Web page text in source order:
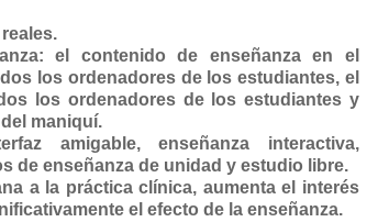
el contenido de enseñanza en el
los ordenadores de los estudiantes, el
los ordenadores de los estudiantes y
maniquí.
amigable, enseñanza interactiva,
de enseñanza de unidad y estudio libre.
a la práctica clínica, aumenta el interés
el efecto de la enseñanza.